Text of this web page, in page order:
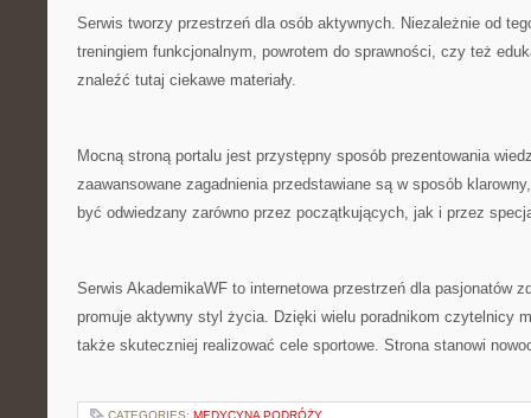
Serwis tworzy przestrzeń dla osób aktywnych. Niezależnie od
treningiem funkcjonalnym, powrotem do sprawności, czy też
znaleźć tutaj ciekawe materiały.
Mocną stroną portalu jest przystępny sposób prezentowania
zaawansowane zagadnienia przedstawiane są w sposób
być odwiedzany zarówno przez początkujących, jak i przez
Serwis AkademikaWF to internetowa przestrzeń dla pasjonatów
promuje aktywny styl życia. Dzięki wielu poradnikom czytelnicy
także skuteczniej realizować cele sportowe. Strona stanowi
CATEGORIES: MEDYCYNA PODRÓŻY